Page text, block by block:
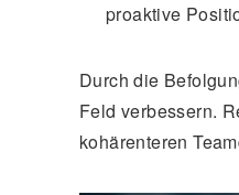
proaktive
Durch die
Feld verbessern.
kohärenteren